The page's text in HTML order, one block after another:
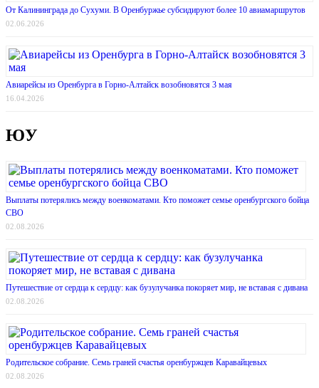
От Калининграда до Сухуми. В Оренбуржье субсидируют более 10 авиамаршрутов
02.06.2026
Авиарейсы из Оренбурга в Горно-Алтайск возобновятся 3 мая
16.04.2026
ЮУ
Выплаты потерялись между военкоматами. Кто поможет семье оренбургского бойца
СВО
02.08.2026
Путешествие от сердца к сердцу: как бузулучанка покоряет мир, не вставая с дивана
02.08.2026
Родительское собрание. Семь граней счастья оренбуржцев Каравайцевых
02.08.2026